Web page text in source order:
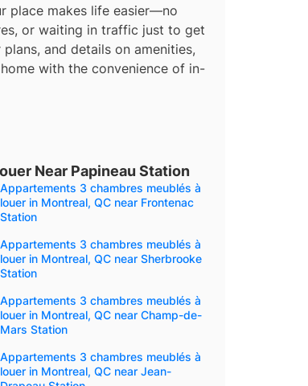
place makes life easier—no
or waiting in traffic just to get
and details on amenities,
with the convenience of in-
Near Papineau Station
Appartements 3 chambres meublés à
louer in Montreal, QC near Frontenac
Station
Appartements 3 chambres meublés à
louer in Montreal, QC near Sherbrooke
Station
Appartements 3 chambres meublés à
louer in Montreal, QC near Champ-de-
Mars Station
Appartements 3 chambres meublés à
louer in Montreal, QC near Jean-